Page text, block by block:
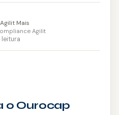
Mais
Agilit
leitura
o Ourocap